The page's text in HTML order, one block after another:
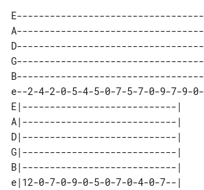
E----------------------------------
A----------------------------------
D----------------------------------
G----------------------------------
B----------------------------------
e--2-4-2-0-5-4-5-0-7-5-7-0-9-7-9-0-
E|----------------------------|
A|----------------------------|
D|----------------------------|
G|----------------------------|
B|----------------------------|